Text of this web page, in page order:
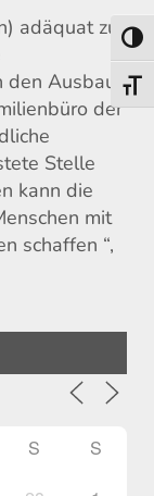
adäquat zur
den Ausbau
der
Stelle
kann die
mit
schaffen “,
S S